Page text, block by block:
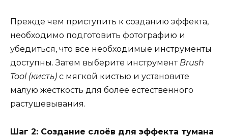
Прежде чем приступить к созданию эффекта,
необходимо подготовить фотографию и
убедиться, что все необходимые инструменты
доступны. Затем выберите инструмент Brush
Tool (кисть) с мягкой кистью и установите
малую жесткость для более естественного
растушевывания.
Шаг 2: Создание слоёв для эффекта тумана